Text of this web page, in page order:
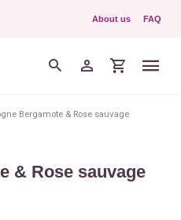
About us FAQ
Bergamote & Rose sauvage
& Rose sauvage